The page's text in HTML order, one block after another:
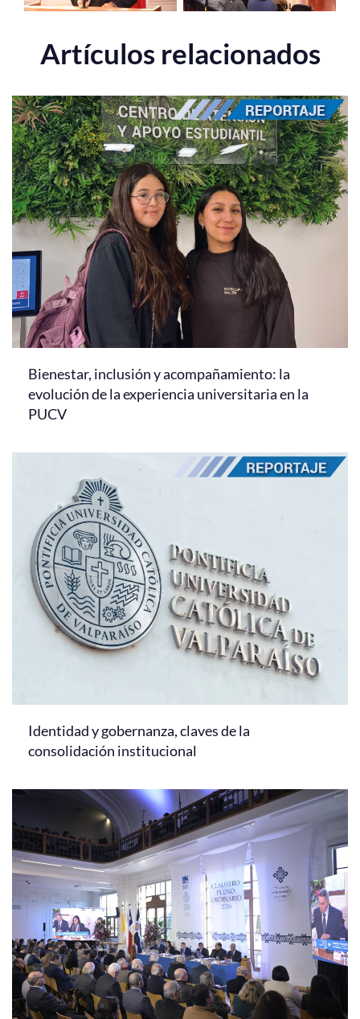
Artículos relacionados
Bienestar, inclusión y acompañamiento: la
evolución de la experiencia universitaria en la
PUCV
Identidad y gobernanza, claves de la
consolidación institucional